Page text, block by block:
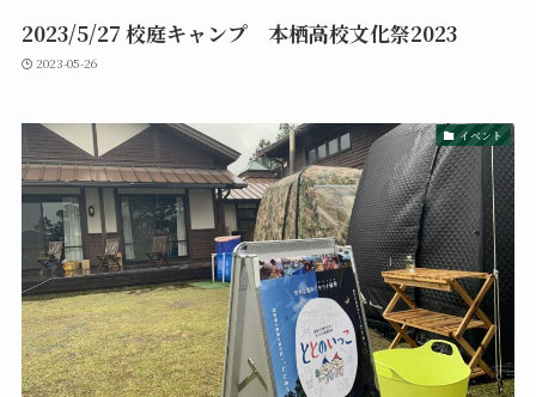
2023/5/27 校庭キャンプ 本栖高校文化祭2023
2023-05-26
イベント